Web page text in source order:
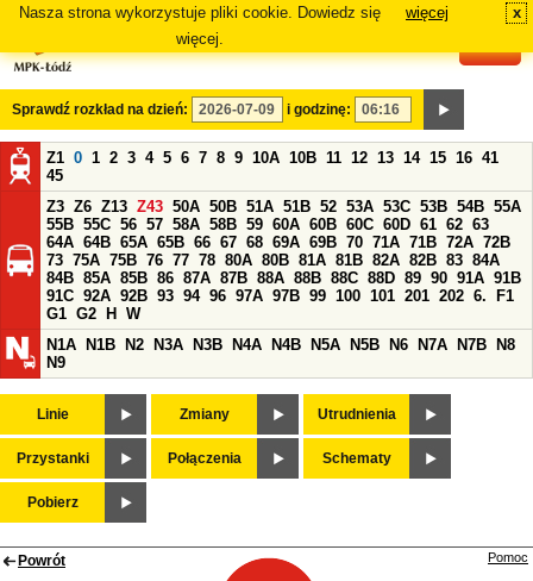
Nasza strona wykorzystuje pliki cookie. Dowiedz się
więcej.
więcej x
Sprawdź rozkład na dzień: i godzinę:
Z1 0 1 2 3 4 5 6 7 8 9 10A 10B 11 12 13 14 15 16 41
45
Z3 Z6 Z13 Z43 50A 50B 51A 51B 52 53A 53C 53B 54B 55A
55B 55C 56 57 58A 58B 59 60A 60B 60C 60D 61 62 63
64A 64B 65A 65B 66 67 68 69A 69B 70 71A 71B 72A 72B
73 75A 75B 76 77 78 80A 80B 81A 81B 82A 82B 83 84A
84B 85A 85B 86 87A 87B 88A 88B 88C 88D 89 90 91A 91B
91C 92A 92B 93 94 96 97A 97B 99 100 101 201 202 6.
F1
G1 G2 H
W
N1A
N1B N2 N3A N3B N4A N4B N5A N5B N6 N7A N7B
N8
N9
Linie Zmiany Utrudnienia
Przystanki Połączenia Schematy
Pobierz
Powrót Pomoc